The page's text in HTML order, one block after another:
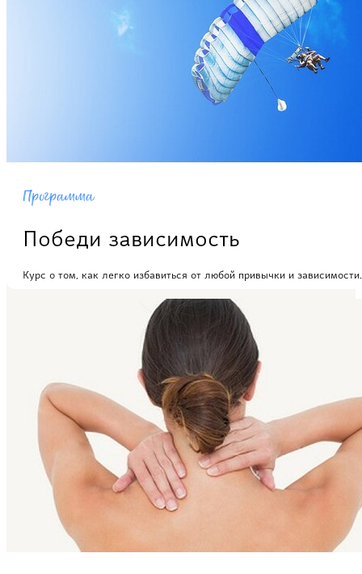
Программа
Победи зависимость
Курс о том, как легко избавиться от любой привычки и